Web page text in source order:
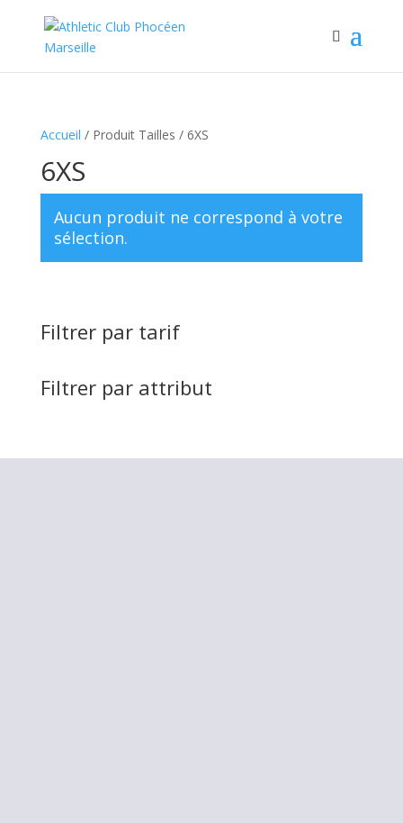
Accueil / Produit Tailles / 6XS
6XS
Aucun produit ne correspond à votre
sélection.
Filtrer par tarif
Filtrer par attribut